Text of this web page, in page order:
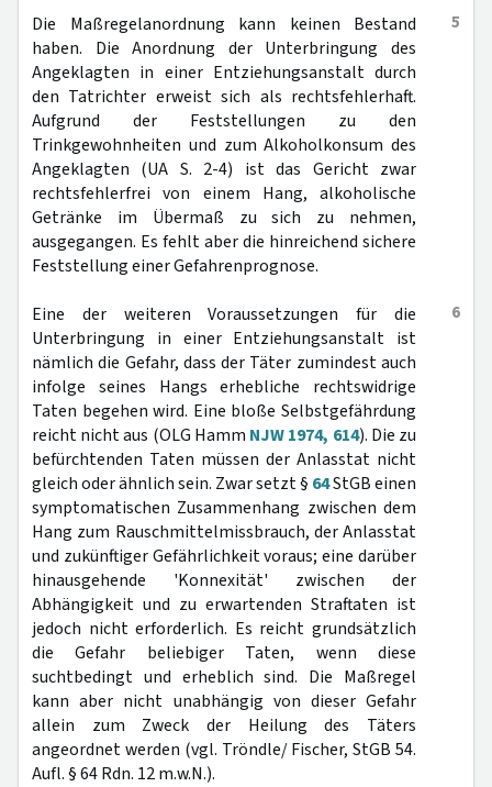
5
Die Maßregelanordnung kann keinen Bestand
haben. Die Anordnung der Unterbringung des
Angeklagten in einer Entziehungsanstalt durch
den Tatrichter erweist sich als rechtsfehlerhaft.
Aufgrund der Feststellungen zu den
Trinkgewohnheiten und zum Alkoholkonsum des
Angeklagten (UA S. 2-4) ist das Gericht zwar
rechtsfehlerfrei von einem Hang, alkoholische
Getränke im Übermaß zu sich zu nehmen,
ausgegangen. Es fehlt aber die hinreichend sichere
Feststellung einer Gefahrenprognose.
6
Eine der weiteren Voraussetzungen für die
Unterbringung in einer Entziehungsanstalt ist
nämlich die Gefahr, dass der Täter zumindest auch
infolge seines Hangs erhebliche rechtswidrige
Taten begehen wird. Eine bloße Selbstgefährdung
reicht nicht aus (OLG Hamm NJW 1974, 614). Die zu
befürchtenden Taten müssen der Anlasstat nicht
gleich oder ähnlich sein. Zwar setzt § 64StGB einen
symptomatischen Zusammenhang zwischen dem
Hang zum Rauschmittelmissbrauch, der Anlasstat
und zukünftiger Gefährlichkeit voraus; eine darüber
hinausgehende 'Konnexität' zwischen der
Abhängigkeit und zu erwartenden Straftaten ist
jedoch nicht erforderlich. Es reicht grundsätzlich
die Gefahr beliebiger Taten, wenn diese
suchtbedingt und erheblich sind. Die Maßregel
kann aber nicht unabhängig von dieser Gefahr
allein zum Zweck der Heilung des Täters
angeordnet werden (vgl. Tröndle/ Fischer, StGB 54.
Aufl. § 64 Rdn. 12 m.w.N.).